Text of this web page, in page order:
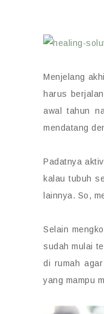
Menjelang
harus
awal tahun
mendatang
Padatnya
kalau tubuh
lainnya. So,
Selain
sudah mulai
di rumah
yang mampu